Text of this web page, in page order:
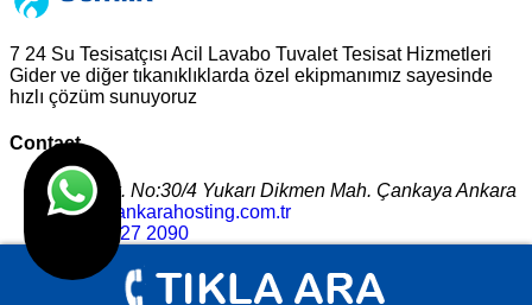
7 24 Su Tesisatçısı Acil Lavabo Tuvalet Tesisat Hizmetleri
Gider ve diğer tıkanıklıklarda özel ekipmanımız sayesinde
hızlı çözüm sunuyoruz
Contact
665. Sk. No:30/4 Yukarı Dikmen Mah. Çankaya Ankara
satis@ankarahosting.com.tr
0.312.427 2090
Facebook YouTube Instagram